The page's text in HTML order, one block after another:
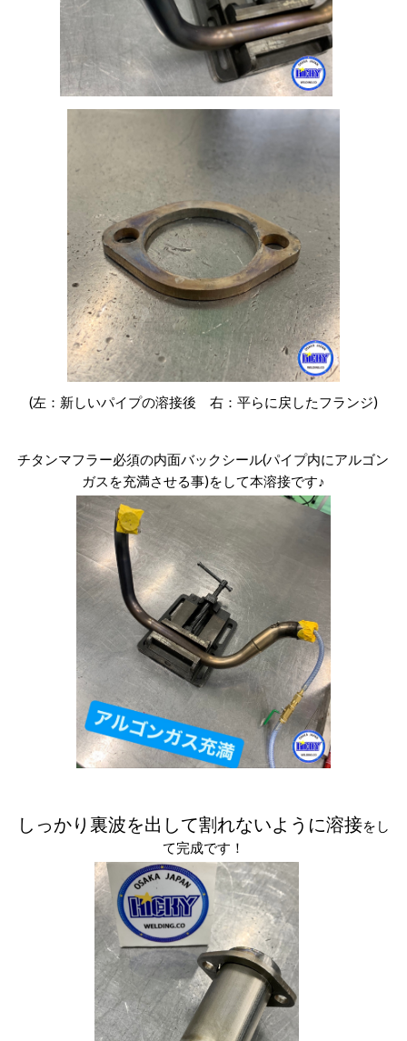
(左：新しいパイプの溶接後 右：平らに戻したフランジ)
チタンマフラー必須の内面バックシール(パイプ内にアルゴン
ガスを充満させる事)をして本溶接です♪
しっかり裏波を出して割れないように溶接をし
て完成です！